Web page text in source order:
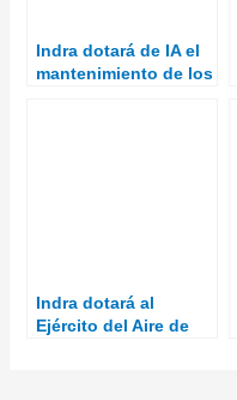
Indra dotará de IA el
mantenimiento de los
Indra dotará al
Ejército del Aire de